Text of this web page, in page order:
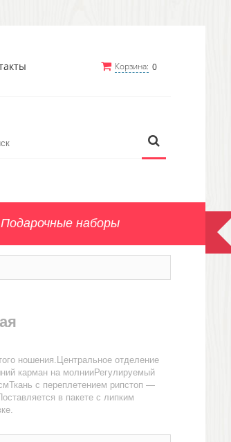
Корзина: 0
Подарочные наборы
ношения.Центральное отделение
карман на молнииРегулируемый
с переплетением рипстоп —
в пакете с липким